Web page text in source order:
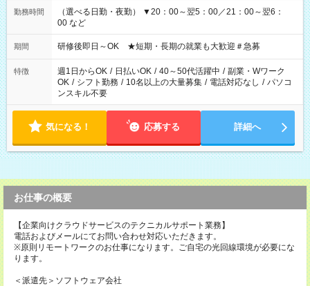
勤務時間
（選べる日勤・夜勤） ▼20：00～翌5：00／21：00～翌6：
00 など
期間 研修後即日～OK ★短期・長期の就業も大歓迎＃急募
特徴 週1日からOK / 日払いOK / 40～50代活躍中 / 副業・Wワーク
OK / シフト勤務 / 10名以上の大量募集 / 電話対応なし / パソコ
ンスキル不要
気になる！ 応募する 詳細へ
お仕事の概要
【企業向けクラウドサービスのテクニカルサポート業務】
電話およびメールにてお問い合わせ対応いただきます。
※原則リモートワークのお仕事になります。ご自宅の光回線環境が必要にな
ります。
＜派遣先＞ソフトウェア会社